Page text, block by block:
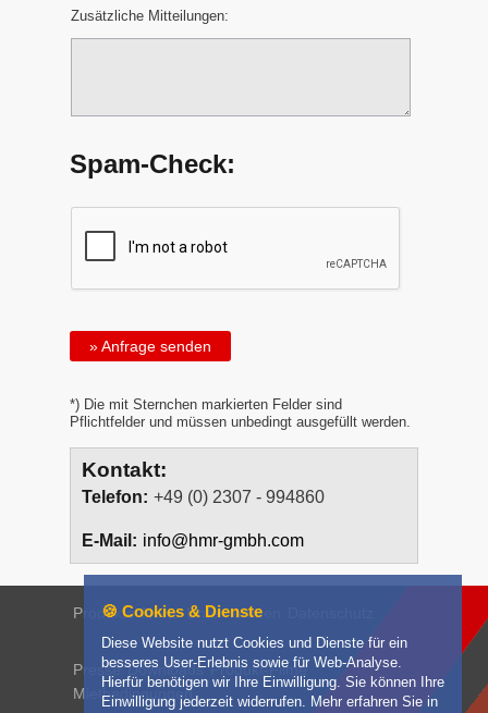
Zusätzliche Mitteilungen:
Spam-Check:
» Anfrage senden
*) Die mit Sternchen markierten Felder sind
Pflichtfelder und müssen unbedingt ausgefüllt werden.
Kontakt:
Telefon: +49 (0) 2307 - 994860
E-Mail: info@hmr-gmbh.com
Produkte News Unternehmen
Presse Downloads Produkt-Filme
Mietbedingungen
🍪 Cookies & Dienste
Diese Website nutzt Cookies und Dienste für ein
besseres User-Erlebnis sowie für Web-Analyse.
Hierfür benötigen wir Ihre Einwilligung. Sie können Ihre
Einwilligung jederzeit widerrufen. Mehr erfahren Sie in